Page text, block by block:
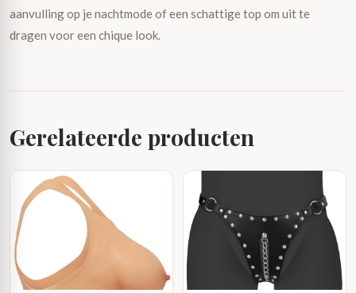
aanvulling op je nachtmode of een schattige top om uit te
dragen voor een chique look.
Gerelateerde producten